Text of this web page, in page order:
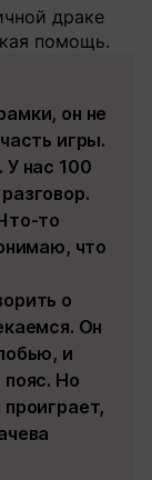
драке
помощь.
он не
игры.
У нас 100
что
о
Он
и
Но